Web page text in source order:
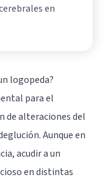
en
logopeda?
para el
de alteraciones del
Aunque en
acudir a un
en distintas